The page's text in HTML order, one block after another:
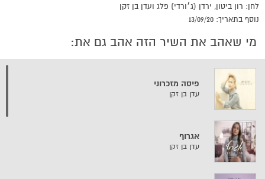
לחן: רון ביטון, ירדן (ג׳ורדי) פלג ועדן בן זקן
נוסף בתאריך: 13/09/20
מי שאהב את השיר הזה אהב גם את:
פיסה מזכרוני
עדן בן זקן
אגרוף
עדן בן זקן